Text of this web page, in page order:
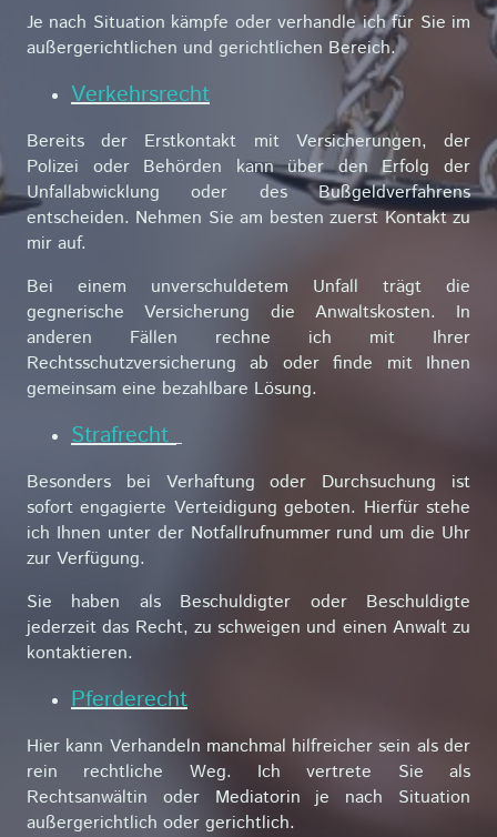
Je nach Situation kämpfe oder verhandle ich für Sie im
außergerichtlichen und gerichtlichen Bereich.
Verkehrsrecht
Bereits der Erstkontakt mit Versicherungen, der
Polizei oder Behörden kann über den Erfolg der
Unfallabwicklung oder des Bußgeldverfahrens
entscheiden. Nehmen Sie am besten zuerst Kontakt zu
mir auf.
Bei einem unverschuldetem Unfall trägt die
gegnerische Versicherung die Anwaltskosten. In
anderen Fällen rechne ich mit Ihrer
Rechtsschutzversicherung ab oder finde mit Ihnen
gemeinsam eine bezahlbare Lösung.
Strafrecht
Besonders bei Verhaftung oder Durchsuchung ist
sofort engagierte Verteidigung geboten. Hierfür stehe
ich Ihnen unter der Notfallrufnummer rund um die Uhr
zur Verfügung.
Sie haben als Beschuldigter oder Beschuldigte
jederzeit das Recht, zu schweigen und einen Anwalt zu
kontaktieren.
Pferderecht
Hier kann Verhandeln manchmal hilfreicher sein als der
rein rechtliche Weg. Ich vertrete Sie als
Rechtsanwältin oder Mediatorin je nach Situation
außergerichtlich oder gerichtlich.